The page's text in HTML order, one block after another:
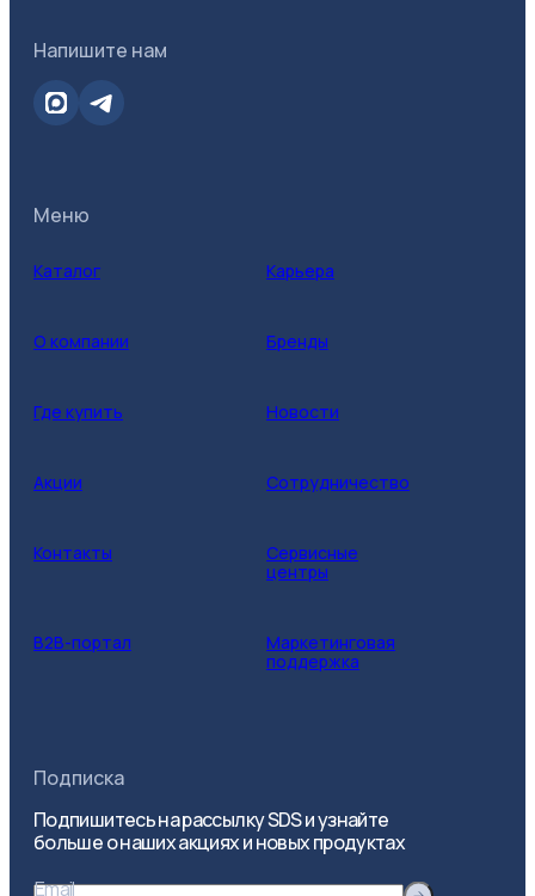
Напишите нам
Меню
Каталог Карьера
О компании Бренды
Где купить Новости
Акции Сотрудничество
Контакты
Сервисные
центры
B2B-портал
Маркетинговая
поддержка
Подписка
Подпишитесь на рассылку SDS и узнайте
больше о наших акциях и новых продуктах
Email